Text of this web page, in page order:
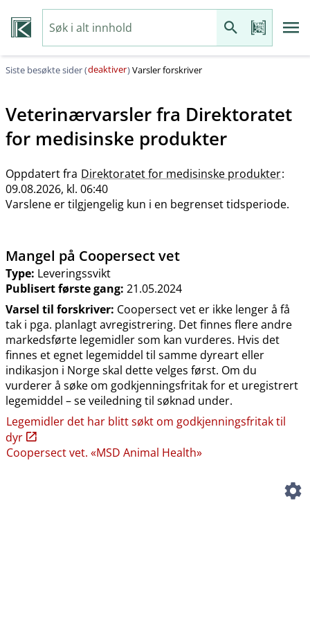
Siste besøkte sider (deaktiver)Varsler forskriver
Veterinærvarsler fra Direktoratet
for medisinske produkter
Oppdatert fra Direktoratet for medisinske produkter:
09.08.2026, kl. 06:40
Varslene er tilgjengelig kun i en begrenset tidsperiode.
Mangel på Coopersect vet
Type: Leveringssvikt
Publisert første gang: 21.05.2024
Varsel til forskriver: Coopersect vet er ikke lenger å få
tak i pga. planlagt avregistrering. Det finnes flere andre
markedsførte legemidler som kan vurderes. Hvis det
finnes et egnet legemiddel til samme dyreart eller
indikasjon i Norge skal dette velges først. Om du
vurderer å søke om godkjenningsfritak for et uregistrert
legemiddel – se veiledning til søknad under.
Legemidler det har blitt søkt om godkjenningsfritak til
dyr
Coopersect vet. «MSD Animal Health»